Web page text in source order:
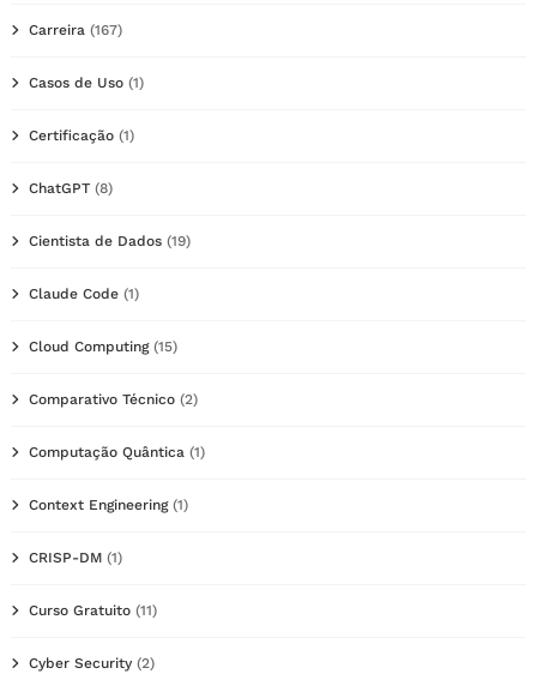
Carreira (167)
Casos de Uso (1)
Certificação (1)
ChatGPT (8)
Cientista de Dados (19)
Claude Code (1)
Cloud Computing(15)
Comparativo Técnico (2)
Computação Quântica (1)
Context Engineering(1)
CRISP-DM (1)
Curso Gratuito (11)
Cyber Security (2)